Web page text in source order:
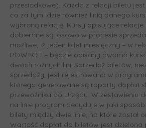
przesiadkowe). Każda z relacji biletu
co za tym idzie również linią danego
wybraną relację. Kursy opisujące
dobierane są losowo w procesie
możliwe, iż jeden bilet miesięczny – w
POWRÓT – będzie opisany dwoma
dwóch różnych linii.Sprzedaż biletów,
sprzedaży, jest rejestrowana w
którego generowane są raporty dopłat
przewoźnika do Urzędu. W zestawieniu
na linie program decyduje w jaki
bilety między dwie linie, na które został
Wartość dopłat do biletów jest dzielona